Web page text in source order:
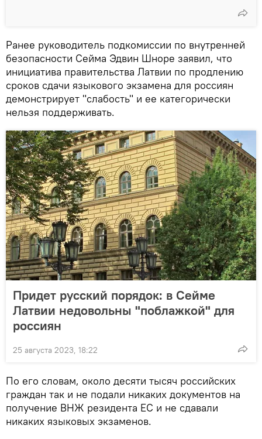
Ранее руководитель подкомиссии по внутренней
безопасности Сейма Эдвин Шноре заявил, что
инициатива правительства Латвии по продлению
сроков сдачи языкового экзамена для россиян
демонстрирует "слабость" и ее категорически
нельзя поддерживать.
Придет русский порядок: в Сейме
Латвии недовольны "поблажкой" для
россиян
25 августа 2023, 18:22
По его словам, около десяти тысяч российских
граждан так и не подали никаких документов на
получение ВНЖ резидента ЕС и не сдавали
никаких языковых экзаменов.